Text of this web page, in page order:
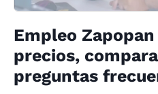
Empleo
precios,
preguntas